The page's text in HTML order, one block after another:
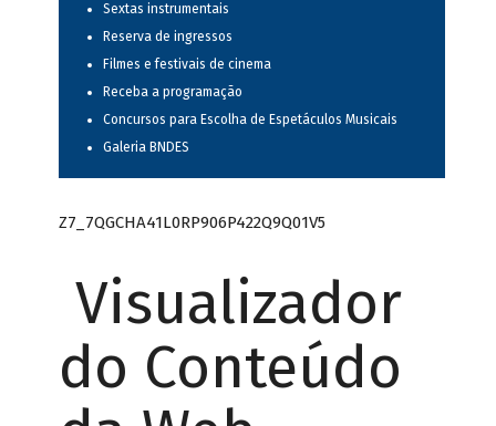
Sextas instrumentais
Reserva de ingressos
Filmes e festivais de cinema
Receba a programação
Concursos para Escolha de Espetáculos Musicais
Galeria BNDES
Z7_7QGCHA41L0RP906P422Q9Q01V5
Visualizador
do Conteúdo